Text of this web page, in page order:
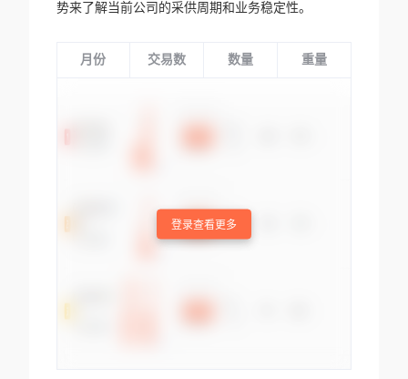
势来了解当前公司的采供周期和业务稳定性。
月份 交易数 数量 重量
登录查看更多